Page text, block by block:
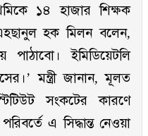
১৪ হাজার শিক্ষক
হক মিলন বলেন,
পাঠাবো। ইমিডিয়েটলি
মন্ত্রী জানান, মূলত
সংকটের কারণে
এ সিদ্ধান্ত নেওয়া